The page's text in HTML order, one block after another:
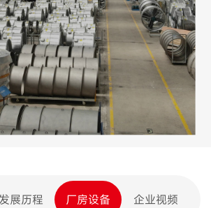
发展历程 厂房设备 企业视频